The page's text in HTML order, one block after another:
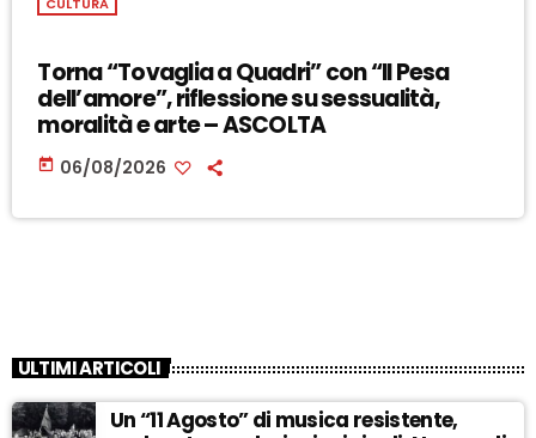
Torna “Tovaglia a Quadri” con “Il Pesa
dell’amore”, riflessione su sessualità,
moralità e arte – ASCOLTA
today 06/08/2026
ULTIMI ARTICOLI
Un “11 Agosto” di musica resistente,